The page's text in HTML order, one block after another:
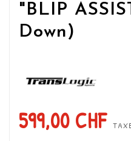
"BLIP
Down)
599,00 CHF